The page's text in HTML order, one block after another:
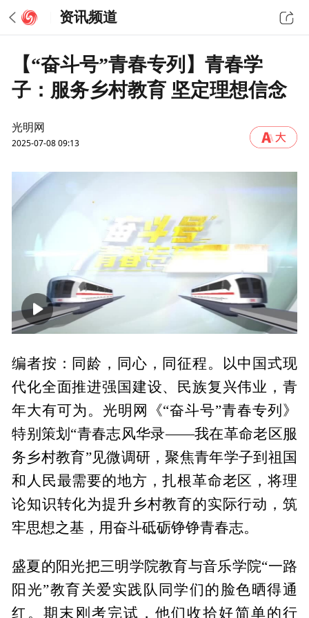
资讯频道
【“奋斗号”青春专列】青春学
子：服务乡村教育 坚定理想信念
光明网
2025-07-08 09:13
00:00 01:58
编者按：同龄，同心，同征程。以中国式现
代化全面推进强国建设、民族复兴伟业，青
年大有可为。光明网《“奋斗号”青春专列》
特别策划“青春志风华录——我在革命老区服
务乡村教育”见微调研，聚焦青年学子到祖国
和人民最需要的地方，扎根革命老区，将理
论知识转化为提升乡村教育的实际行动，筑
牢思想之基，用奋斗砥砺铮铮青春志。
盛夏的阳光把三明学院教育与音乐学院“一路
阳光”教育关爱实践队同学们的脸色晒得通
红。期末刚考完试，他们收拾好简单的行